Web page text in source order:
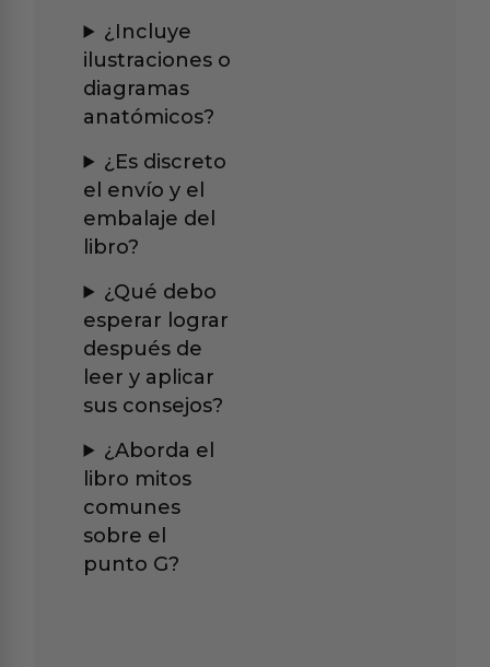
¿Incluye
ilustraciones o
diagramas
anatómicos?
¿Es discreto
el envío y el
embalaje del
libro?
¿Qué debo
esperar lograr
después de
leer y aplicar
sus consejos?
¿Aborda el
libro mitos
comunes
sobre el
punto G?